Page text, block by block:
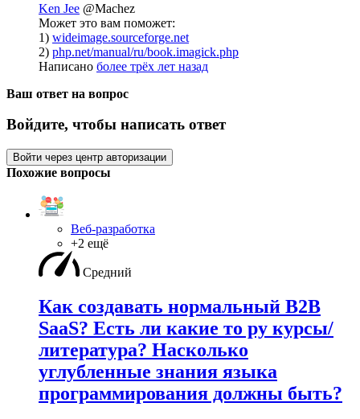
Ken Jee @Machez
Может это вам поможет:
1) wideimage.sourceforge.net
2) php.net/manual/ru/book.imagick.php
Написано более трёх лет назад
Ваш ответ на вопрос
Войдите, чтобы написать ответ
Войти через центр авторизации
Похожие вопросы
Веб-разработка
+2 ещё
Средний
Как создавать нормальный B2B
SaaS? Есть ли какие то ру курсы/
литература? Насколько
углубленные знания языка
программирования должны быть?